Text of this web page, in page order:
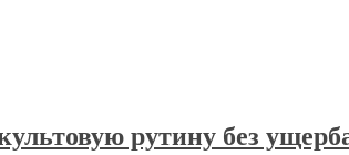
рутину без